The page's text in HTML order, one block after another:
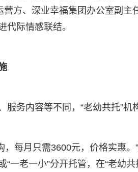
营方、深业幸福集团办公室副
代际情感联结。
服务内容等不同，“老幼共托”机
，每月只需3600元，价格实惠
“一老一小”分开托管，在“老幼共